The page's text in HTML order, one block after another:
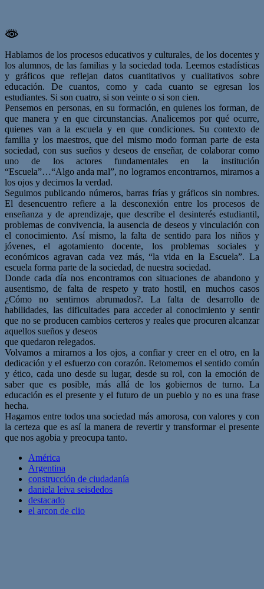
Hablamos de los procesos educativos y culturales, de los docentes y
los alumnos, de las familias y la sociedad toda. Leemos estadísticas
y gráficos que reflejan datos cuantitativos y cualitativos sobre
educación. De cuantos, como y cada cuanto se egresan los
estudiantes. Si son cuatro, si son veinte o si son cien.
Pensemos en personas, en su formación, en quienes los forman, de
que manera y en que circunstancias. Analicemos por qué ocurre,
quienes van a la escuela y en que condiciones. Su contexto de
familia y los maestros, que del mismo modo forman parte de esta
sociedad, con sus sueños y deseos de enseñar, de colaborar como
uno de los actores fundamentales en la institución
“Escuela”…“Algo anda mal”, no logramos encontrarnos, mirarnos a
los ojos y decirnos la verdad.
Seguimos publicando números, barras frías y gráficos sin nombres.
El desencuentro refiere a la desconexión entre los procesos de
enseñanza y de aprendizaje, que describe el desinterés estudiantil,
problemas de convivencia, la ausencia de deseos y vinculación con
el conocimiento. Así mismo, la falta de sentido para los niños y
jóvenes, el agotamiento docente, los problemas sociales y
económicos agravan cada vez más, “la vida en la Escuela”. La
escuela forma parte de la sociedad, de nuestra sociedad.
Donde cada día nos encontramos con situaciones de abandono y
ausentismo, de falta de respeto y trato hostil, en muchos casos
¿Cómo no sentirnos abrumados?. La falta de desarrollo de
habilidades, las dificultades para acceder al conocimiento y sentir
que no se producen cambios certeros y reales que procuren alcanzar
aquellos sueños y deseos
que quedaron relegados.
Volvamos a mirarnos a los ojos, a confiar y creer en el otro, en la
dedicación y el esfuerzo con corazón. Retomemos el sentido común
y ético, cada uno desde su lugar, desde su rol, con la emoción de
saber que es posible, más allá de los gobiernos de turno. La
educación es el presente y el futuro de un pueblo y no es una frase
hecha.
Hagamos entre todos una sociedad más amorosa, con valores y con
la certeza que es así la manera de revertir y transformar el presente
que nos agobia y preocupa tanto.
América
Argentina
construcción de ciudadanía
daniela leiva seisdedos
destacado
el arcon de clio